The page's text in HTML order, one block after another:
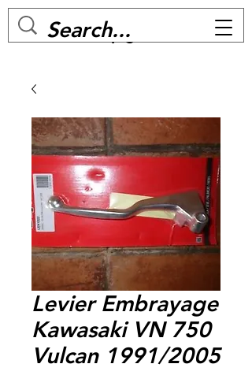
MC BIKE Perpignan
Levier Embrayage
Kawasaki VN 750
Vulcan 1991/2005